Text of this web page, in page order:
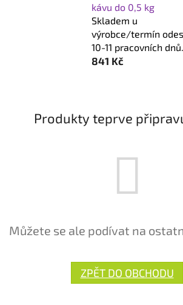
kávu do 0,5 kg
Skladem u
výrobce/termín
10-11 pracovních dnů.
841 Kč
Produkty teprve
Můžete se ale podívat na
ZPĚT DO OBCHODU